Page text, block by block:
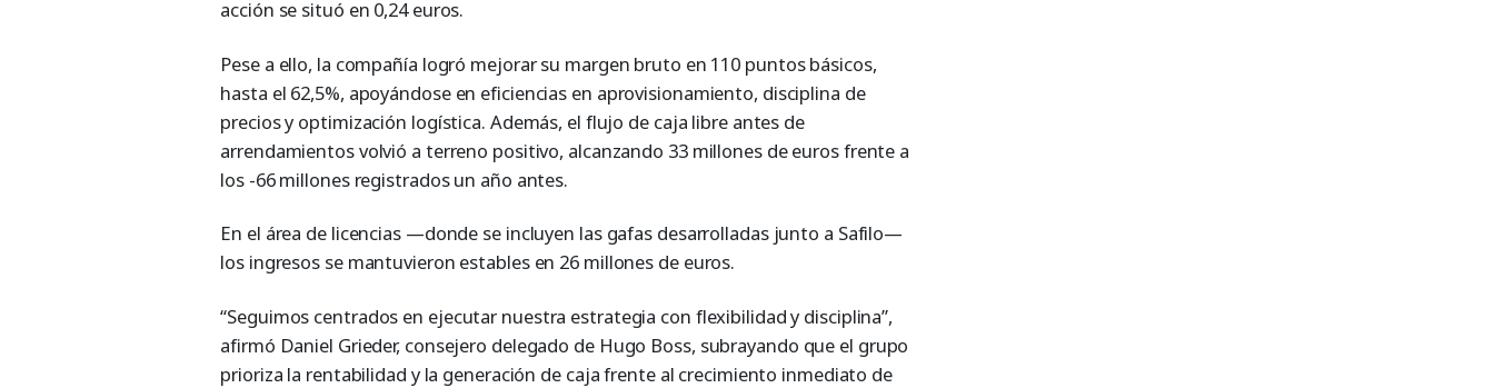
acción se situó en 0,24 euros.
Pese a ello, la compañía logró mejorar su margen bruto en 110 puntos básicos,
hasta el 62,5%, apoyándose en eficiencias en aprovisionamiento, disciplina de
precios y optimización logística. Además, el flujo de caja libre antes de
arrendamientos volvió a terreno positivo, alcanzando 33 millones de euros frente a
los -66 millones registrados un año antes.
En el área de licencias —donde se incluyen las gafas desarrolladas junto a Safilo—
los ingresos se mantuvieron estables en 26 millones de euros.
“Seguimos centrados en ejecutar nuestra estrategia con flexibilidad y disciplina”,
afirmó Daniel Grieder, consejero delegado de Hugo Boss, subrayando que el grupo
prioriza la rentabilidad y la generación de caja frente al crecimiento inmediato de